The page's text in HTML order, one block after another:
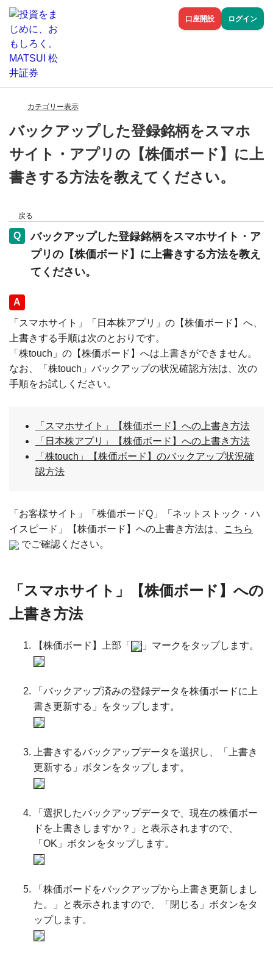
口座開設 ログイン
カテゴリー表示
バックアップした登録銘柄をスマホ
サイト・アプリの【株価ボード】に上
書きする方法を教えてください。
戻る
バックアップした登録銘柄をスマホサイト・ア
プリの【株価ボード】に上書きする方法を教え
てください。
回答
「スマホサイト」「日本株アプリ」の【株価ボード】へ、
上書きする手順は次のとおりです。
「株touch」の【株価ボード】へは上書きができません。
なお、「株touch」バックアップの状況確認方法は、次の
手順をお試しください。
「スマホサイト」【株価ボード】への上書き方法
「日本株アプリ」【株価ボード】への上書き方法
「株touch」【株価ボード】のバックアップ状況確
認方法
「お客様サイト」「株価ボードQ」「ネットストック・ハ
イスピード」【株価ボード】への上書き方法は、
こちら
でご確認ください。
「スマホサイト」【株価ボード】への
上書き方法
【株価ボード】上部「 」マークをタップします。
「バックアップ済みの登録データを株価ボードに上
書き更新する」をタップします。
上書きするバックアップデータを選択し、「上書き
更新する」ボタンをタップします。
「選択したバックアップデータで、現在の株価ボー
ドを上書きしますか？」と表示されますので、
「OK」ボタンをタップします。
「株価ボードをバックアップから上書き更新しまし
た。」と表示されますので、「閉じる」ボタンをタ
ップします。